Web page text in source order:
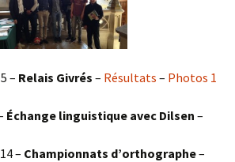
– Relais Givrés – Résultats – Photos 1
Échange linguistique avec Dilsen –
– Championnats d’orthographe–